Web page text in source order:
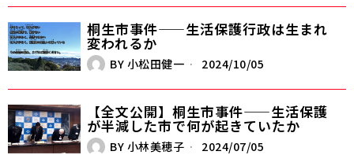
桐生市事件——生活保護行政は生まれ
変われるか
BY 小松田健一 2024/10/05
【全文公開】桐生市事件——生活保護
が半減した市で何が起きていたか
BY 小林美穂子 2024/07/05